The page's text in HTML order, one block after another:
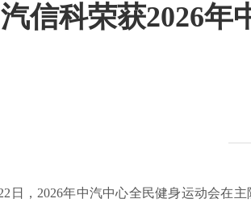
信科荣获2026年
日，2026年中汽中心全民健身运动会在